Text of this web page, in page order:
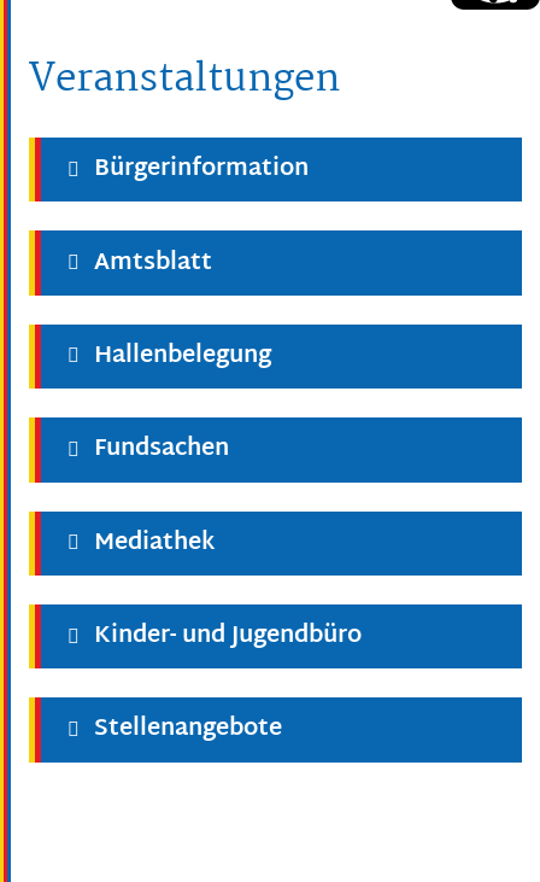
Veranstaltungen
Bürgerinformation
Amtsblatt
Hallenbelegung
Fundsachen
Mediathek
Kinder- und Jugendbüro
Stellenangebote